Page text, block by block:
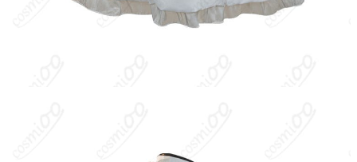
フエルフ。氷系の魔法を得意とし、精霊「パック」と契約してい
る。心優しく誠実だが自己評価が低く、差別や偏見に晒されなが
を際立たせるスタイル。コスプレ再現では、柔らかなカラーリン